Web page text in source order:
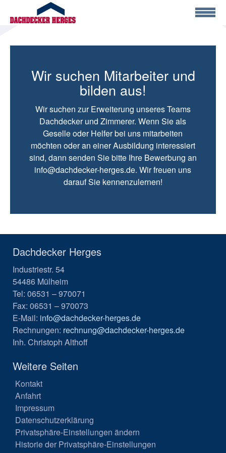
Wir suchen Mitarbeiter und
bilden aus!
Wir suchen zur Erweiterung unseres Teams
Dachdecker und Zimmerer. Wenn Sie als
Geselle oder Helfer bei uns mitarbeiten
möchten oder an einer Ausbildung interessiert
sind, dann senden Sie bitte Ihre Bewerbung an
info@dachdecker-herges.de. Wir freuen uns
darauf Sie kennenzulernen!
Dachdecker Herges
Industriestr. 54
54486 Mülheim
Tel: 06531 – 970071
Fax: 06531 – 970073
E-Mail: info@dachdecker-herges.de
Rechnungen: rechnung@dachdecker-herges.de
Inh. Christoph Althoff
Weitere Seiten
Kontakt
Anfahrt
Impressum
Datenschutzerklärung
Privatsphäre-Einstellungen ändern
Historie der Privatsphäre-Einstellungen